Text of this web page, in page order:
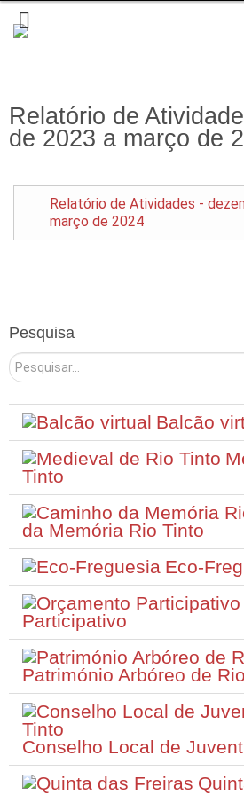
Pesquisa
Pesquisar
Balcão
Tinto
da Memória Rio Tinto
Eco-
Participativo
Património Arbóreo de
Conselho Local de
Relatório de
de 2023 a março de
Relatório de Atividades -
março de 2024